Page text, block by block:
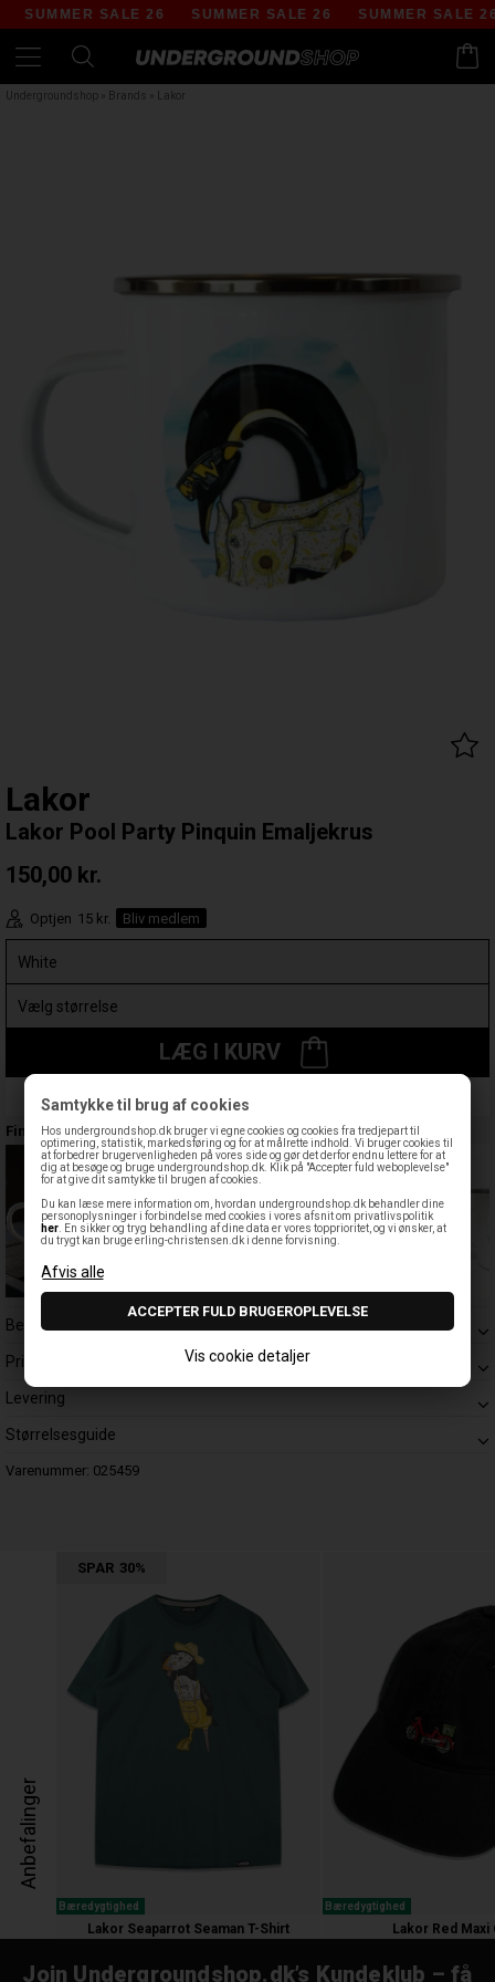
Samtykke til brug af cookies
Hos undergroundshop.dk bruger vi egne cookies og cookies fra tredjepart til
optimering, statistik, markedsføring og for at målrette indhold. Vi bruger cookies til
at forbedrer brugervenligheden på vores side og gør det derfor endnu lettere for at
dig at besøge og bruge undergroundshop.dk. Klik på "Accepter fuld weboplevelse"
for at give dit samtykke til brugen af cookies.
Du kan læse mere information om, hvordan undergroundshop.dk behandler dine
personoplysninger i forbindelse med cookies i vores afsnit om privatlivspolitik
her . En sikker og tryg behandling af dine data er vores topprioritet, og vi ønsker, at
du trygt kan bruge erling-christensen.dk i denne forvisning.
Vis cookie detaljer
SUMMER SALE 26 SUMMER SALE 26 SUMMER SALE 26
Undergroundshop Brands Lakor
Lakor
Lakor Pool Party Pinquin Emaljekrus
150,00 kr.
Optjen 15 kr. Bliv medlem
LÆG I KURV
Leveringstid: 1-3 hverdage
Findes også:
Beskrivelse
Prisgaranti
Levering
Størrelsesguide
Varenummer: 025459
Anbefalinger
SPAR 30%
Bæredygtighed
Lakor Seaparrot Seaman T-Shirt
Bæredygtighed
Lakor Red Maxi
Join Undergroundshop.dk’s Kundeklub – få